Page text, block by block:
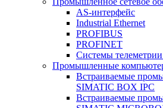
AS-интерфейс
Industrial Ethernet
PROFIBUS
PROFINET
Системы
Промышленные
Встраиваемые
SIMATIC BOX IPC
Встраиваемые